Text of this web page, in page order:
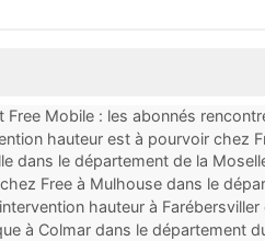
Mobile : les abonnés
hauteur est à pourvoir chez
dans le département de la
Free à Mulhouse dans le
hauteur à Farébersviller
à Colmar dans le département